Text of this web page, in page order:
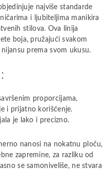
najviše standarde
i ljubiteljima manikira
stilova. Ova linija
boja, pružajući svakom
prema svom ukusu.
proporcijama,
i prijatno korišćenje.
je lako i precizno.
nanosi na nokatnu ploču,
zapremine, za razliku od
se samoniveliše, ne stvara